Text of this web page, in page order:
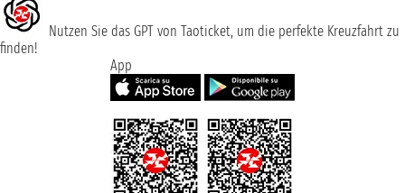
Nutzen Sie das GPT von Taoticket, um die perfekte Kreuzfahrt zu
finden!
App